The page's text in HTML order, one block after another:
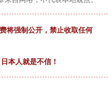
将强制公开，禁止收取任何
本人就是不信！